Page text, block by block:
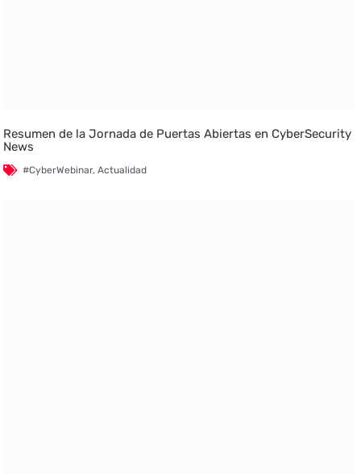
Resumen de la Jornada de Puertas Abiertas en CyberSecurity
News
#CyberWebinar,Actualidad